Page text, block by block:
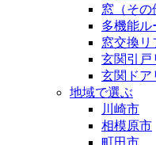
窓（その
多機能ル
窓交換リ
玄関引戸
玄関ドア
地域で選ぶ
川崎市
相模原市
町田市